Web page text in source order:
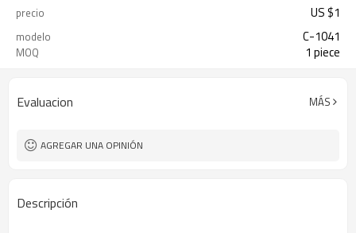
precio US $1
modelo C-1041
MOQ 1 piece
Evaluacion MÁS
AGREGAR UNA OPINIÓN
Descripción